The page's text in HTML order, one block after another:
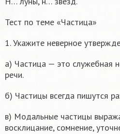
Тест по теме «Частица»
1. Укажите неверное
а) Частица — это служебная
речи.
б) Частицы всегда пишутся
в) Модальные частицы
восклицание, сомнение,